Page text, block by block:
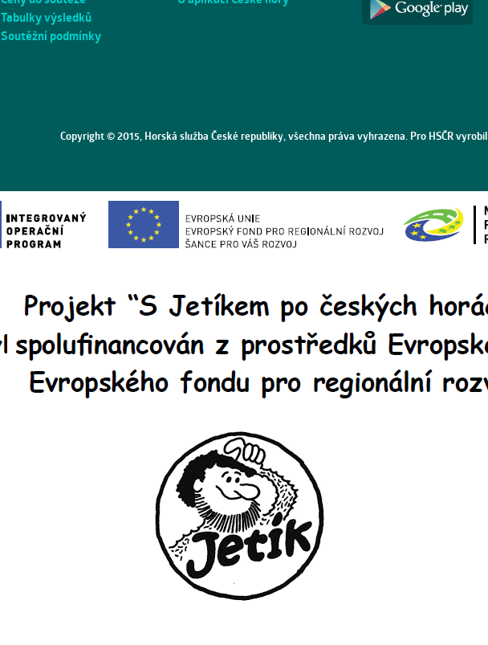
Tabulky výsledků
Soutěžní podmínky
Copyright © 2015, Horská služba České republiky, všechna práva vyhrazena. Pro HSČR vyrobil